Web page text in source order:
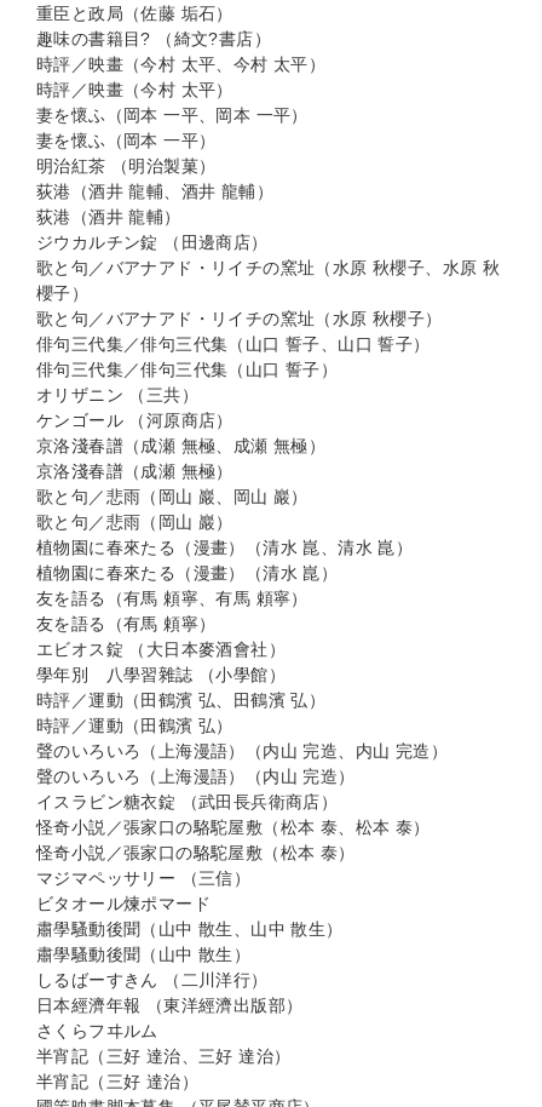
重臣と政局（佐藤 垢石）
趣味の書籍目? （綺文?書店）
時評／映畫（今村 太平、今村 太平）
時評／映畫（今村 太平）
妻を懷ふ（岡本 一平、岡本 一平）
妻を懷ふ（岡本 一平）
明治紅茶 （明治製菓）
荻港（酒井 龍輔、酒井 龍輔）
荻港（酒井 龍輔）
ジウカルチン錠 （田邊商店）
歌と句／バアナアド・リイチの窯址（水原 秋櫻子、水原 秋
櫻子）
歌と句／バアナアド・リイチの窯址（水原 秋櫻子）
俳句三代集／俳句三代集（山口 誓子、山口 誓子）
俳句三代集／俳句三代集（山口 誓子）
オリザニン （三共）
ケンゴール （河原商店）
京洛淺春譜（成瀬 無極、成瀬 無極）
京洛淺春譜（成瀬 無極）
歌と句／悲雨（岡山 巖、岡山 巖）
歌と句／悲雨（岡山 巖）
植物園に春來たる（漫畫）（清水 崑、清水 崑）
植物園に春來たる（漫畫）（清水 崑）
友を語る（有馬 頼寧、有馬 頼寧）
友を語る（有馬 頼寧）
エビオス錠 （大日本麥酒會社）
學年別 八學習雜誌 （小學館）
時評／運動（田鶴濱 弘、田鶴濱 弘）
時評／運動（田鶴濱 弘）
聲のいろいろ（上海漫語）（内山 完造、内山 完造）
聲のいろいろ（上海漫語）（内山 完造）
イスラビン糖衣錠 （武田長兵衛商店）
怪奇小説／張家口の駱駝屋敷（松本 泰、松本 泰）
怪奇小説／張家口の駱駝屋敷（松本 泰）
マジマペッサリー （三信）
ビタオール煉ポマード
肅學騷動後聞（山中 散生、山中 散生）
肅學騷動後聞（山中 散生）
しるばーすきん （二川洋行）
日本經濟年報 （東洋經濟出版部）
さくらフヰルム
半宵記（三好 達治、三好 達治）
半宵記（三好 達治）